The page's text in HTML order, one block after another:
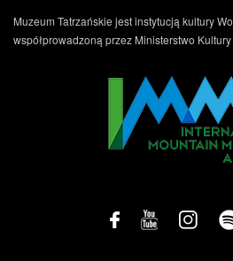
Muzeum Tatrzańskie jest instytucją kultury
współprowadzoną przez Ministerstwo